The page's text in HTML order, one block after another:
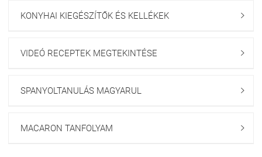
KONYHAI KIEGÉSZÍTŐK ÉS KELLÉKEK 
VIDEÓ RECEPTEK MEGTEKINTÉSE 
SPANYOLTANULÁS MAGYARUL 
MACARON TANFOLYAM 